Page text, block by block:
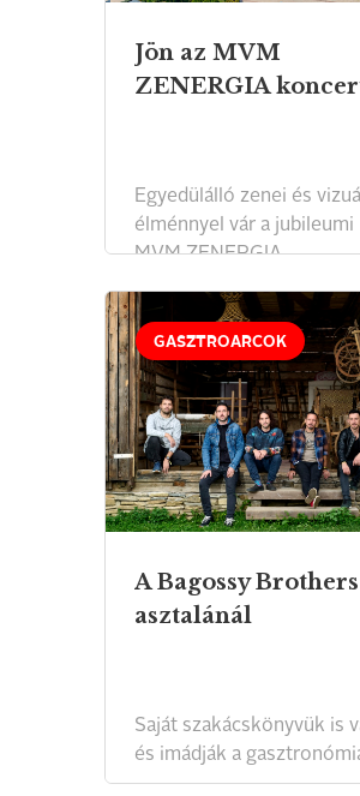
Jön az MVM
ZENERGIA
Egyedülálló zenei és
élménnyel vár a jubileumi
MVM ZENERGIA
GASZTROARCOK
A Bagossy Brothers
asztalánál
Saját szakácskönyvük is
és imádják a